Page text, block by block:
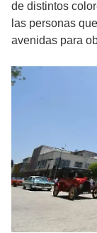
de distintos
las personas
avenidas para